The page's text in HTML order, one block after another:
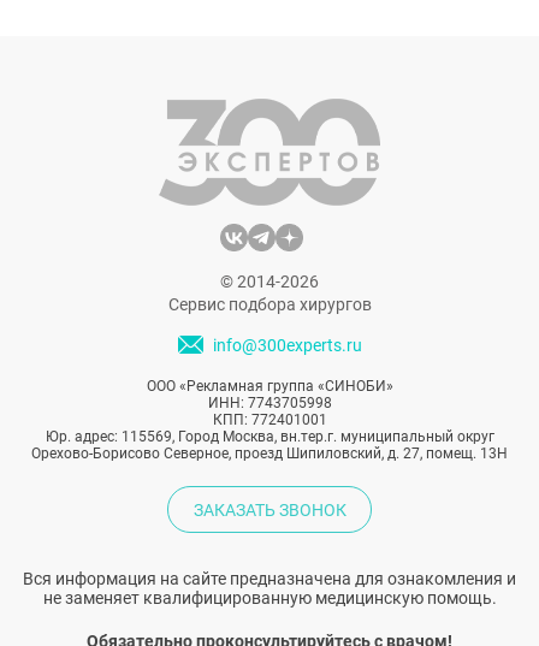
юности и как изменилась её внешность со
временем.
© 2014-2026
Сервис подбора хирургов
info@300experts.ru
ООО «Рекламная группа «СИНОБИ»
ИНН: 7743705998
КПП: 772401001
Юр. адрес: 115569, Город Москва, вн.тер.г. муниципальный округ
Орехово-Борисово Северное, проезд Шипиловский, д. 27, помещ. 13Н
ЗАКАЗАТЬ ЗВОНОК
Вся информация на сайте предназначена для ознакомления и
не заменяет квалифицированную медицинскую помощь.
Обязательно проконсультируйтесь с врачом!